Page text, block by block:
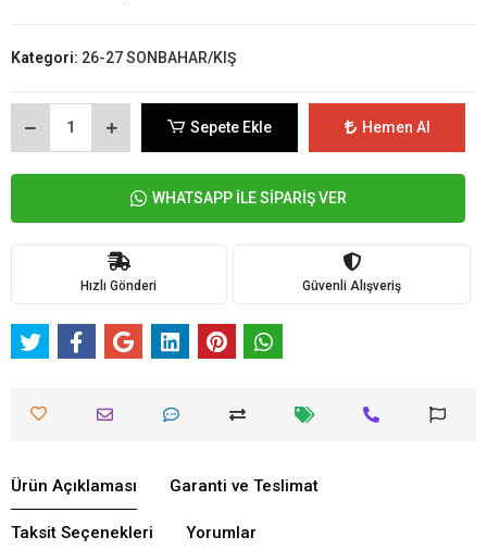
Kategori: 26-27 SONBAHAR/KIŞ
Sepete Ekle Hemen Al
WHATSAPP İLE SİPARİŞ VER
Hızlı Gönderi Güvenli Alışveriş
Ürün Açıklaması Garanti ve Teslimat
Taksit Seçenekleri Yorumlar